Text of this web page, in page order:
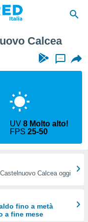
Calcea
...
UV8 Molto alto!
FPS25-50
Calcea oggi
fino a metà
a fine mese